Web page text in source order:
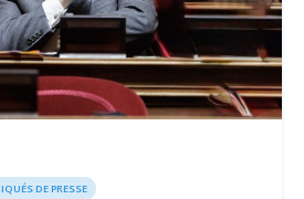
DE PRESSE